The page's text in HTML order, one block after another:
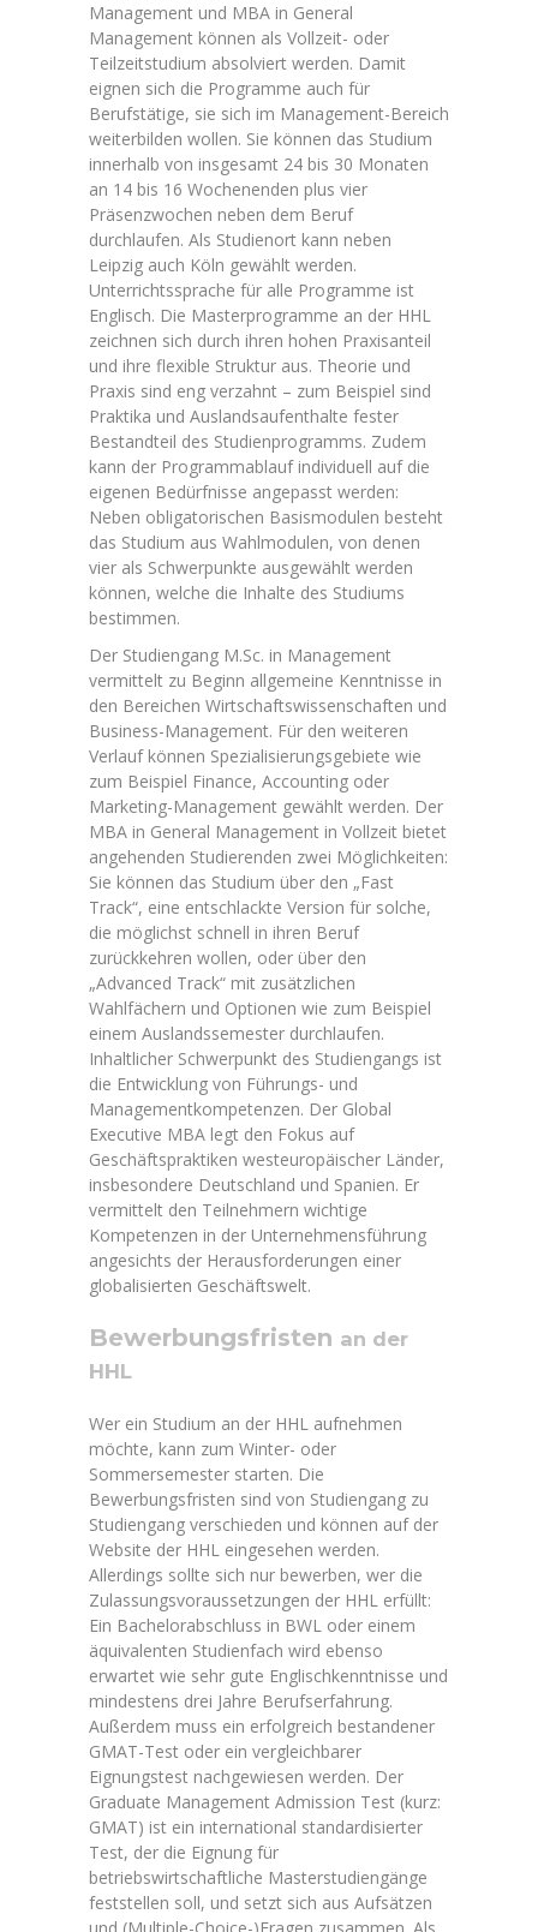
Management und MBA in General
Management können als Vollzeit- oder
Teilzeitstudium absolviert werden. Damit
eignen sich die Programme auch für
Berufstätige, sie sich im Management-Bereich
weiterbilden wollen. Sie können das Studium
innerhalb von insgesamt 24 bis 30 Monaten
an 14 bis 16 Wochenenden plus vier
Präsenzwochen neben dem Beruf
durchlaufen. Als Studienort kann neben
Leipzig auch Köln gewählt werden.
Unterrichtssprache für alle Programme ist
Englisch. Die Masterprogramme an der HHL
zeichnen sich durch ihren hohen Praxisanteil
und ihre flexible Struktur aus. Theorie und
Praxis sind eng verzahnt – zum Beispiel sind
Praktika und Auslandsaufenthalte fester
Bestandteil des Studienprogramms. Zudem
kann der Programmablauf individuell auf die
eigenen Bedürfnisse angepasst werden:
Neben obligatorischen Basismodulen besteht
das Studium aus Wahlmodulen, von denen
vier als Schwerpunkte ausgewählt werden
können, welche die Inhalte des Studiums
bestimmen.
Der Studiengang M.Sc. in Management
vermittelt zu Beginn allgemeine Kenntnisse in
den Bereichen Wirtschaftswissenschaften und
Business-Management. Für den weiteren
Verlauf können Spezialisierungsgebiete wie
zum Beispiel Finance, Accounting oder
Marketing-Management gewählt werden. Der
MBA in General Management in Vollzeit bietet
angehenden Studierenden zwei Möglichkeiten:
Sie können das Studium über den „Fast
Track“, eine entschlackte Version für solche,
die möglichst schnell in ihren Beruf
zurückkehren wollen, oder über den
„Advanced Track“ mit zusätzlichen
Wahlfächern und Optionen wie zum Beispiel
einem Auslandssemester durchlaufen.
Inhaltlicher Schwerpunkt des Studiengangs ist
die Entwicklung von Führungs- und
Managementkompetenzen. Der Global
Executive MBA legt den Fokus auf
Geschäftspraktiken westeuropäischer Länder,
insbesondere Deutschland und Spanien. Er
vermittelt den Teilnehmern wichtige
Kompetenzen in der Unternehmensführung
angesichts der Herausforderungen einer
globalisierten Geschäftswelt.
Bewerbungsfristen an der
HHL
Wer ein Studium an der HHL aufnehmen
möchte, kann zum Winter- oder
Sommersemester starten. Die
Bewerbungsfristen sind von Studiengang zu
Studiengang verschieden und können auf der
Website der HHL eingesehen werden.
Allerdings sollte sich nur bewerben, wer die
Zulassungsvoraussetzungen der HHL erfüllt:
Ein Bachelorabschluss in BWL oder einem
äquivalenten Studienfach wird ebenso
erwartet wie sehr gute Englischkenntnisse und
mindestens drei Jahre Berufserfahrung.
Außerdem muss ein erfolgreich bestandener
GMAT-Test oder ein vergleichbarer
Eignungstest nachgewiesen werden. Der
Graduate Management Admission Test (kurz:
GMAT) ist ein international standardisierter
Test, der die Eignung für
betriebswirtschaftliche Masterstudiengänge
feststellen soll, und setzt sich aus Aufsätzen